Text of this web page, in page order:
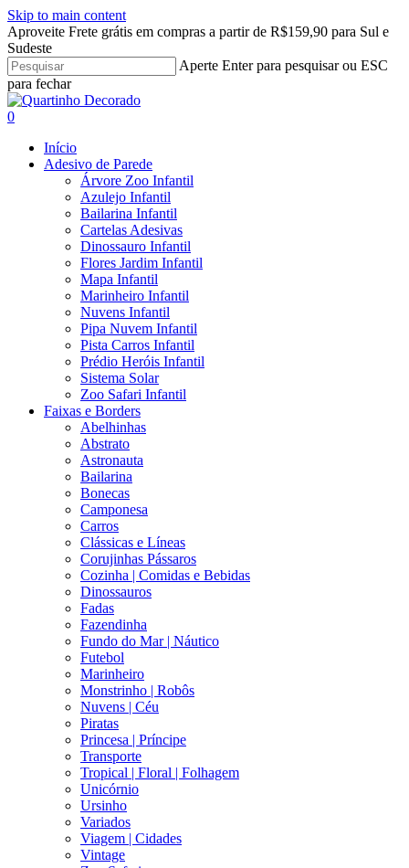
Skip to main content
Aproveite Frete grátis em compras a partir de R$159,90 para Sul e
Sudeste
Aperte Enter para pesquisar ou ESC
para fechar
Close
Search
search
account
0
Início
Adesivo de Parede
Árvore Zoo Infantil
Azulejo Infantil
Bailarina Infantil
Cartelas Adesivas
Dinossauro Infantil
Flores Jardim Infantil
Mapa Infantil
Marinheiro Infantil
Nuvens Infantil
Pipa Nuvem Infantil
Pista Carros Infantil
Prédio Heróis Infantil
Sistema Solar
Zoo Safari Infantil
Faixas e Borders
Abelhinhas
Abstrato
Astronauta
Bailarina
Bonecas
Camponesa
Carros
Clássicas e Líneas
Corujinhas Pássaros
Cozinha | Comidas e Bebidas
Dinossauros
Fadas
Fazendinha
Fundo do Mar | Náutico
Futebol
Marinheiro
Monstrinho | Robôs
Nuvens | Céu
Piratas
Princesa | Príncipe
Transporte
Tropical | Floral | Folhagem
Unicórnio
Ursinho
Variados
Viagem | Cidades
Vintage